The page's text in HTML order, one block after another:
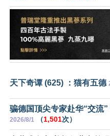
天下奇谭 (625) ：猫有五德
骗德国顶尖专家赴华“交流
2026/8/1 （1,501次）